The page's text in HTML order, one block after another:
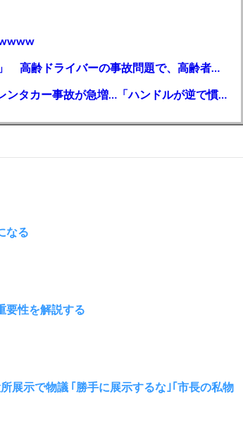
【芸能】高橋真麻「80代で免許を全員取り消しに！」 高齢ドライバーの事故問題で、高齢者の運転免許取り消し法を提案
【🗻】「富士山きれいに撮りたい」外国人観光客のレンタカー事故が急増…「ハンドルが逆で慣れず」、道の狭さも
なる
要性を解説する
展示で物議 ｢勝手に展示するな｣｢市長の私物